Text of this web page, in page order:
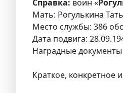
Справка: воин «
Мать: Рогулькина
Место службы: 386
Дата подвига:
Наградные
Краткое, конкретное